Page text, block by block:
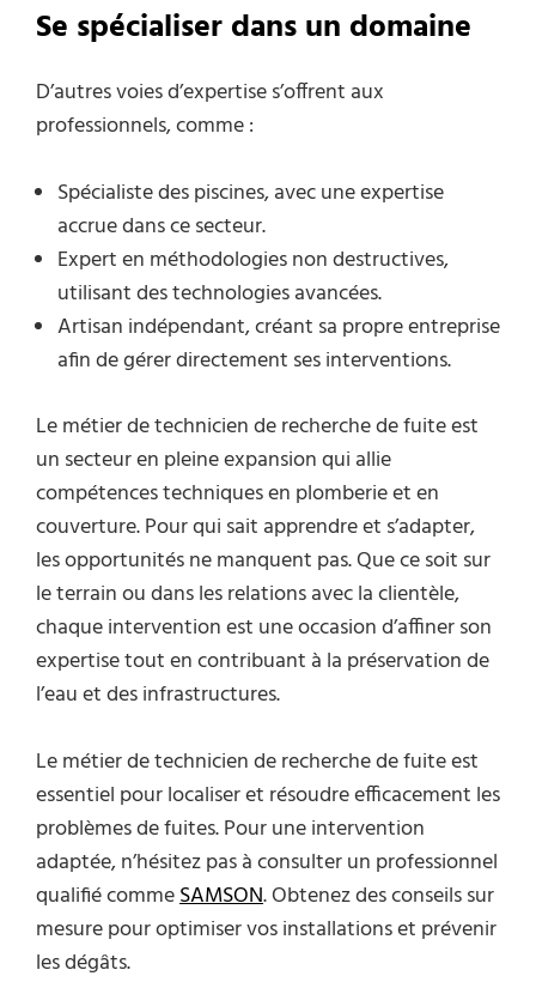
Se spécialiser dans un domaine
D’autres voies d’expertise s’offrent aux
professionnels, comme :
Spécialiste des piscines, avec une expertise
accrue dans ce secteur.
Expert en méthodologies non destructives,
utilisant des technologies avancées.
Artisan indépendant, créant sa propre entreprise
afin de gérer directement ses interventions.
Le métier de technicien de recherche de fuite est
un secteur en pleine expansion qui allie
compétences techniques en plomberie et en
couverture. Pour qui sait apprendre et s’adapter,
les opportunités ne manquent pas. Que ce soit sur
le terrain ou dans les relations avec la clientèle,
chaque intervention est une occasion d’affiner son
expertise tout en contribuant à la préservation de
l’eau et des infrastructures.
Le métier de technicien de recherche de fuite est
essentiel pour localiser et résoudre efficacement les
problèmes de fuites. Pour une intervention
adaptée, n’hésitez pas à consulter un professionnel
qualifié commeSAMSON. Obtenez des conseils sur
mesure pour optimiser vos installations et prévenir
les dégâts.